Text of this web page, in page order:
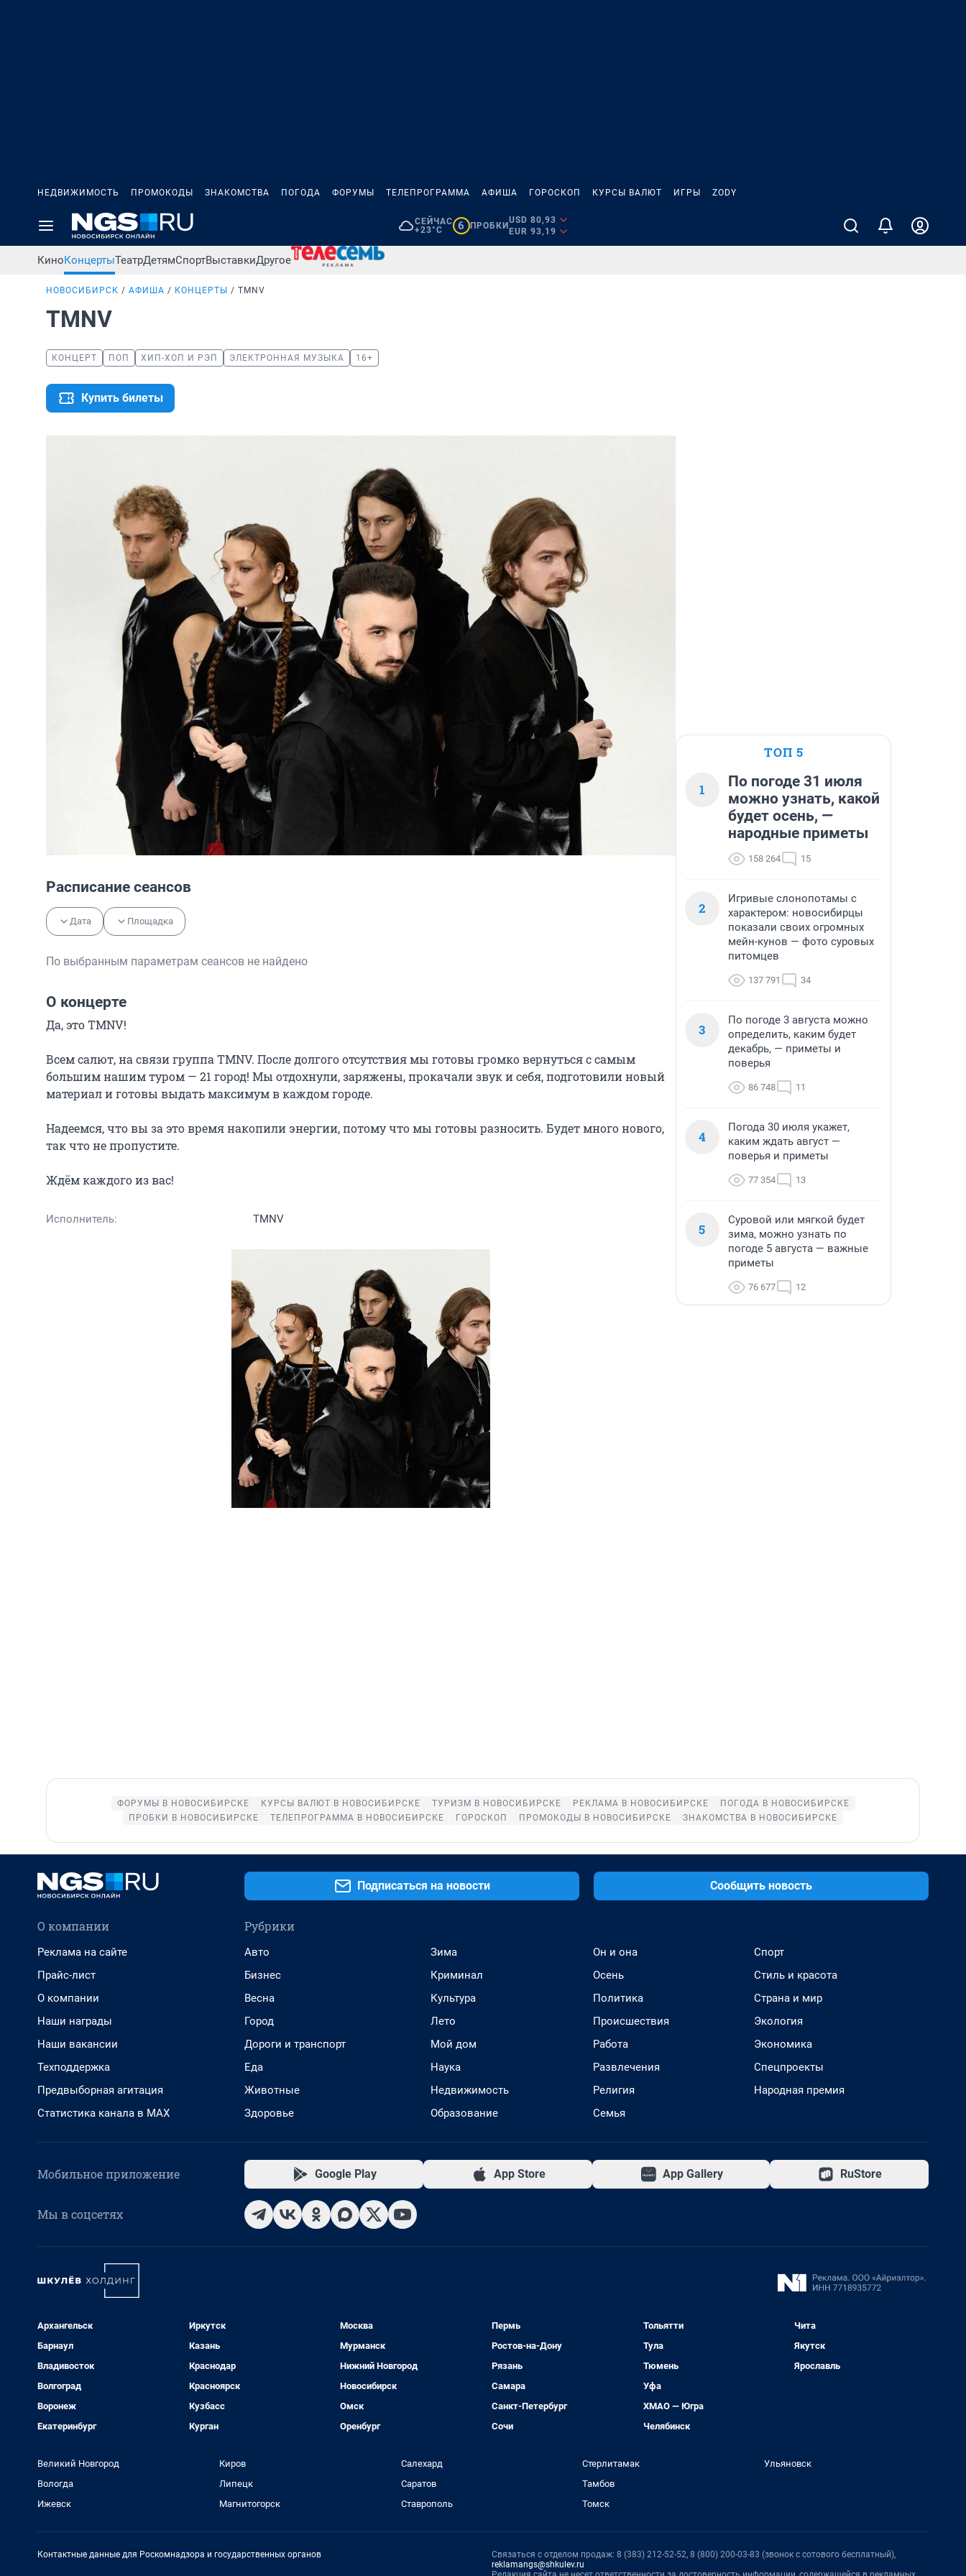
НЕДВИЖИМОСТЬ ПРОМОКОДЫ ЗНАКОМСТВА ПОГОДА ФОРУМЫ ТЕЛЕПРОГРАММА АФИША ГОРОСКОП КУРСЫ ВАЛЮТ ИГРЫ ZODY
СЕЙЧАС
+23°C
6 ПРОБКИ
USD 80,93
EUR 93,19
КиноКонцертыТеатрДетямСпортВыставкиДругое
НОВОСИБИРСК АФИША КОНЦЕРТЫ TMNV
TMNV
КОНЦЕРТ ПОП ХИП-ХОП И РЭП ЭЛЕКТРОННАЯ МУЗЫКА 16+
Купить билеты
Расписание сеансов
Дата Площадка
По выбранным параметрам сеансов не найдено
О концерте
Да, это TMNV!
Всем салют, на связи группа TMNV. После долгого отсутствия мы готовы громко вернуться с самым
большим нашим туром — 21 город! Мы отдохнули, заряжены, прокачали звук и себя, подготовили новый
материал и готовы выдать максимум в каждом городе.
Надеемся, что вы за это время накопили энергии, потому что мы готовы разносить. Будет много нового,
так что не пропустите.
Ждём каждого из вас!
Исполнитель: TMNV
ТОП 5
1
По погоде 31 июля
можно узнать, какой
будет осень, —
народные приметы
158 264 15
2
Игривые слонопотамы с
характером: новосибирцы
показали своих огромных
мейн-кунов — фото суровых
питомцев
137 791 34
3
По погоде 3 августа можно
определить, каким будет
декабрь, — приметы и
поверья
86 748 11
4
Погода 30 июля укажет,
каким ждать август —
поверья и приметы
77 354 13
5
Суровой или мягкой будет
зима, можно узнать по
погоде 5 августа — важные
приметы
76 677 12
ФОРУМЫ В НОВОСИБИРСКЕ КУРСЫ ВАЛЮТ В НОВОСИБИРСКЕ ТУРИЗМ В НОВОСИБИРСКЕ РЕКЛАМА В НОВОСИБИРСКЕ
ПОГОДА В НОВОСИБИРСКЕ
ПРОБКИ В НОВОСИБИРСКЕ
ТЕЛЕПРОГРАММА В НОВОСИБИРСКЕ ГОРОСКОП ПРОМОКОДЫ В НОВОСИБИРСКЕ ЗНАКОМСТВА В НОВОСИБИРСКЕ
Подписаться на новости Сообщить новость
О компании
Реклама на сайте
Прайс-лист
О компании
Наши награды
Наши вакансии
Техподдержка
Предвыборная агитация
Статистика канала в MAX
Рубрики
Авто
Бизнес
Весна
Город
Дороги и транспорт
Еда
Животные
Здоровье
Зима
Криминал
Культура
Лето
Мой дом
Наука
Недвижимость
Образование
Он и она
Осень
Политика
Происшествия
Работа
Развлечения
Религия
Семья
Спорт
Стиль и красота
Страна и мир
Экология
Экономика
Спецпроекты
Народная премия
Мобильное приложение Google Play App Store App Gallery RuStore
Мы в соцсетях
Архангельск
Барнаул
Владивосток
Волгоград
Воронеж
Екатеринбург
Иркутск
Казань
Краснодар
Красноярск
Кузбасс
Курган
Москва
Мурманск
Нижний Новгород
Новосибирск
Омск
Оренбург
Пермь
Ростов-на-Дону
Рязань
Самара
Санкт-Петербург
Сочи
Тольятти
Тула
Тюмень
Уфа
ХМАО — Югра
Челябинск
Чита
Якутск
Ярославль
Великий Новгород
Вологда
Ижевск
Киров
Липецк
Магнитогорск
Салехард
Саратов
Ставрополь
Стерлитамак
Тамбов
Томск
Ульяновск
Контактные данные для Роскомнадзора и государственных органов
Связаться с отделом продаж: 8 (383) 212-52-52, 8 (800) 200-03-83 (звонок с сотового бесплатный),
reklamangs@shkulev.ru